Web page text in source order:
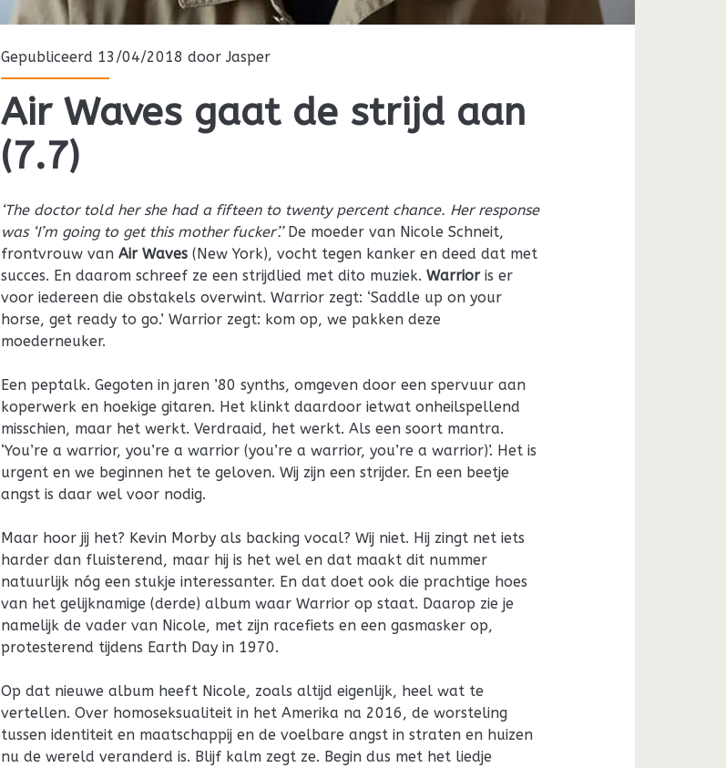
Gepubliceerd 13/04/2018 doorJasper
Air Waves gaat de strijd aan
(7.7)
‘The doctor told her she had a fifteen to twenty percent chance. Her response
was ‘I’m going to get this mother fucker’.’De moeder van Nicole Schneit,
frontvrouw van Air Waves(New York), vocht tegen kanker en deed dat met
succes. En daarom schreef ze een strijdlied met dito muziek. Warrioris er
voor iedereen die obstakels overwint. Warrior zegt: ‘Saddle up on your
horse, get ready to go.’ Warrior zegt: kom op, we pakken deze
moederneuker.
Een peptalk. Gegoten in jaren ’80 synths, omgeven door een spervuur aan
koperwerk en hoekige gitaren. Het klinkt daardoor ietwat onheilspellend
misschien, maar het werkt. Verdraaid, het werkt. Als een soort mantra.
‘You’re a warrior, you’re a warrior (you’re a warrior, you’re a warrior)’. Het is
urgent en we beginnen het te geloven. Wij zijn een strijder. En een beetje
angst is daar wel voor nodig.
Maar hoor jij het? Kevin Morby als backing vocal? Wij niet. Hij zingt net iets
harder dan fluisterend, maar hij is het wel en dat maakt dit nummer
natuurlijk nóg een stukje interessanter. En dat doet ook die prachtige hoes
van het gelijknamige (derde) album waar Warrior op staat. Daarop zie je
namelijk de vader van Nicole, met zijn racefiets en een gasmasker op,
protesterend tijdens Earth Day in 1970.
Op dat nieuwe album heeft Nicole, zoals altijd eigenlijk, heel wat te
vertellen. Over homoseksualiteit in het Amerika na 2016, de worsteling
tussen identiteit en maatschappij en de voelbare angst in straten en huizen
nu de wereld veranderd is. Blijf kalm zegt ze. Begin dus met het liedje